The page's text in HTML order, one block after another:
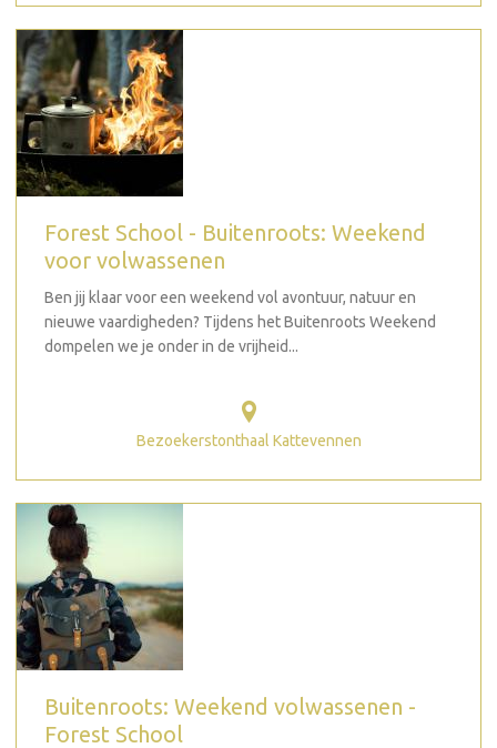
Forest School - Buitenroots: Weekend
voor volwassenen
Ben jij klaar voor een weekend vol avontuur, natuur en
nieuwe vaardigheden? Tijdens het Buitenroots Weekend
dompelen we je onder in de vrijheid...
Bezoekerstonthaal Kattevennen
Buitenroots: Weekend volwassenen -
Forest School